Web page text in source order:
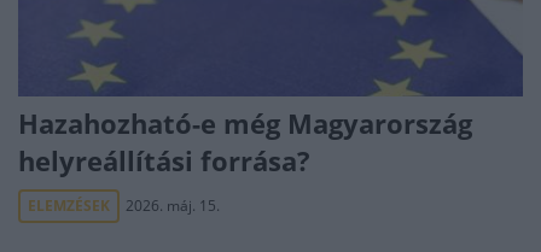
Hazahozható-e még Magyarország
helyreállítási forrása?
ELEMZÉSEK 2026. máj. 15.